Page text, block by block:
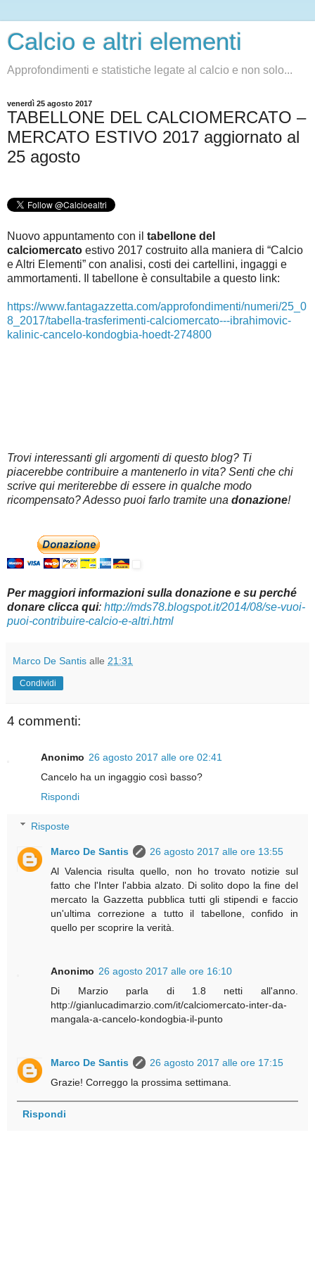
Calcio e altri elementi
Approfondimenti e statistiche legate al calcio e non solo...
venerdì 25 agosto 2017
TABELLONE DEL CALCIOMERCATO –
MERCATO ESTIVO 2017 aggiornato al
25 agosto
Nuovo appuntamento con il tabellone del
calciomercato estivo 2017 costruito alla maniera di “Calcio
e Altri Elementi” con analisi, costi dei cartellini, ingaggi e
ammortamenti. Il tabellone è consultabile a questo link:
https://www.fantagazzetta.com/approfondimenti/numeri/25_0
8_2017/tabella-trasferimenti-calciomercato---ibrahimovic-
kalinic-cancelo-kondogbia-hoedt-274800
Trovi interessanti gli argomenti di questo blog? Ti
piacerebbe contribuire a mantenerlo in vita? Senti che chi
scrive qui meriterebbe di essere in qualche modo
ricompensato? Adesso puoi farlo tramite una donazione!
Per maggiori informazioni sulla donazione e su perché
donare clicca qui: http://mds78.blogspot.it/2014/08/se-vuoi-
puoi-contribuire-calcio-e-altri.html
Marco De Santis alle 21:31
Condividi
4 commenti:
Anonimo 26 agosto 2017 alle ore 02:41
Cancelo ha un ingaggio così basso?
Rispondi
Risposte
Marco De Santis
26 agosto 2017 alle ore 13:55
Al Valencia risulta quello, non ho trovato notizie sul
fatto che l'Inter l'abbia alzato. Di solito dopo la fine del
mercato la Gazzetta pubblica tutti gli stipendi e faccio
un'ultima correzione a tutto il tabellone, confido in
quello per scoprire la verità.
Anonimo 26 agosto 2017 alle ore 16:10
Di Marzio parla di 1.8 netti all'anno.
http://gianlucadimarzio.com/it/calciomercato-inter-da-
mangala-a-cancelo-kondogbia-il-punto
Marco De Santis
26 agosto 2017 alle ore 17:15
Grazie! Correggo la prossima settimana.
Rispondi